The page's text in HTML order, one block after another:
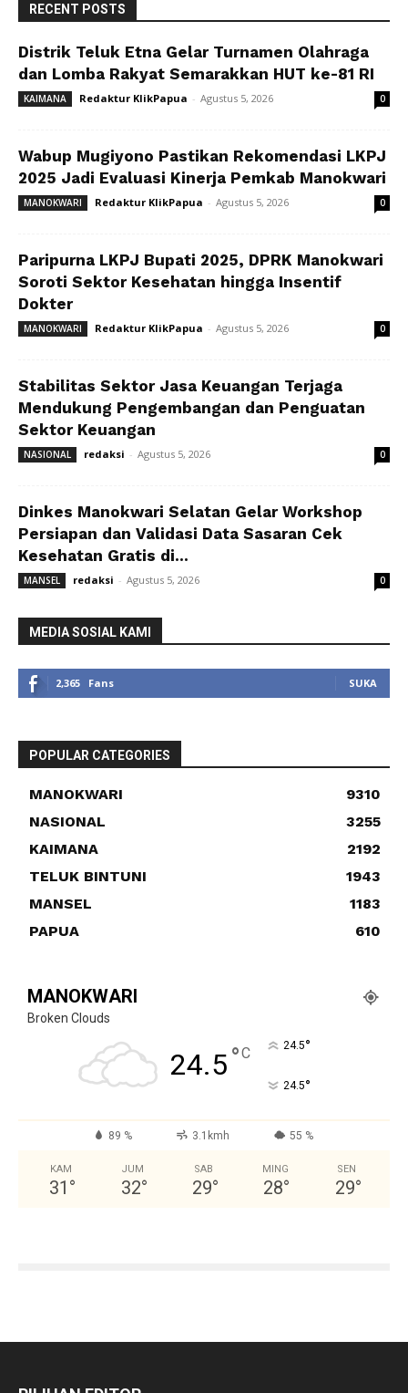
RECENT POSTS
Distrik Teluk Etna Gelar Turnamen Olahraga
dan Lomba Rakyat Semarakkan HUT ke-81 RI
KAIMANA Redaktur KlikPapua - Agustus 5, 2026 0
Wabup Mugiyono Pastikan Rekomendasi LKPJ
2025 Jadi Evaluasi Kinerja Pemkab Manokwari
MANOKWARI Redaktur KlikPapua - Agustus 5, 2026 0
Paripurna LKPJ Bupati 2025, DPRK Manokwari
Soroti Sektor Kesehatan hingga Insentif
Dokter
MANOKWARI Redaktur KlikPapua - Agustus 5, 2026 0
Stabilitas Sektor Jasa Keuangan Terjaga
Mendukung Pengembangan dan Penguatan
Sektor Keuangan
NASIONAL redaksi - Agustus 5, 2026 0
Dinkes Manokwari Selatan Gelar Workshop
Persiapan dan Validasi Data Sasaran Cek
Kesehatan Gratis di...
MANSEL redaksi - Agustus 5, 2026 0
MEDIA SOSIAL KAMI
2,365 Fans SUKA
POPULAR CATEGORIES
MANOKWARI
9310
NASIONAL
3255
KAIMANA
2192
TELUK BINTUNI
1943
MANSEL
1183
PAPUA
610
MANOKWARI
Broken Clouds
24.5°C 24.5°
24.5°
89 % 3.1kmh 55 %
KAM
31 °
JUM
32°
SAB
29°
MING
28°
SEN
29°